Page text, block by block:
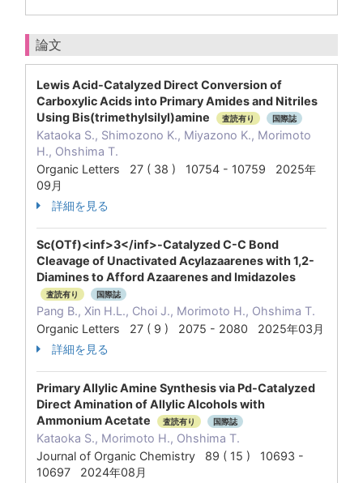
論文
Lewis Acid-Catalyzed Direct Conversion of
Carboxylic Acids into Primary Amides and Nitriles
Using Bis(trimethylsilyl)amine
査読有り 国際誌
Kataoka S., Shimozono K., Miyazono K., Morimoto
H., Ohshima T.
Organic Letters 27 ( 38 ) 10754 - 10759 2025年
09月
詳細を見る
Sc(OTf)<inf>3</inf>-Catalyzed C-C Bond
Cleavage of Unactivated Acylazaarenes with 1,2-
Diamines to Afford Azaarenes and Imidazoles
査読有り 国際誌
Pang B., Xin H.L., Choi J., Morimoto H., Ohshima T.
Organic Letters 27 ( 9 ) 2075 - 2080 2025年03月
詳細を見る
Primary Allylic Amine Synthesis via Pd-Catalyzed
Direct Amination of Allylic Alcohols with
Ammonium Acetate
査読有り 国際誌
Kataoka S., Morimoto H., Ohshima T.
Journal of Organic Chemistry 89 ( 15 ) 10693 -
10697 2024年08月